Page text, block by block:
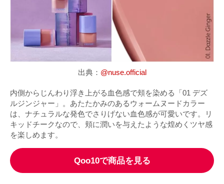
出典： @nuse.official
内側からじんわり浮き上がる血色感で頬を染める「01 デズ
ルジンジャー」。あたたかみのあるウォームヌードカラー
は、ナチュラルな発色でさりげない血色感が可愛いです。リ
キッドチークなので、頬に潤いを与えたような煌めくツヤ感
を楽しめます。
Qoo10で商品を見る